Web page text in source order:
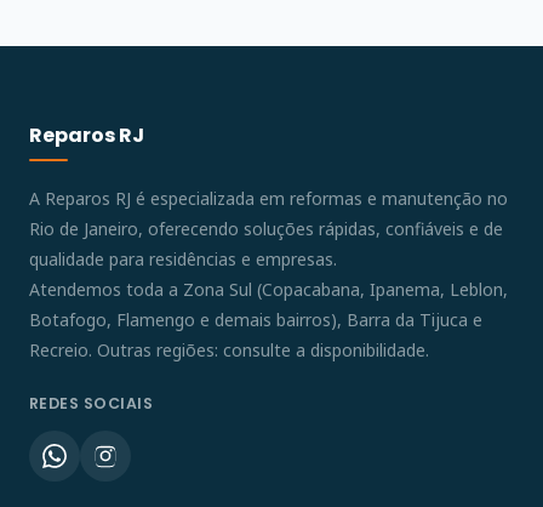
Reparos RJ
A Reparos RJ é especializada em reformas e manutenção no
Rio de Janeiro, oferecendo soluções rápidas, confiáveis e de
qualidade para residências e empresas.
Atendemos toda a Zona Sul (Copacabana, Ipanema, Leblon,
Botafogo, Flamengo e demais bairros), Barra da Tijuca e
Recreio. Outras regiões: consulte a disponibilidade.
REDES SOCIAIS